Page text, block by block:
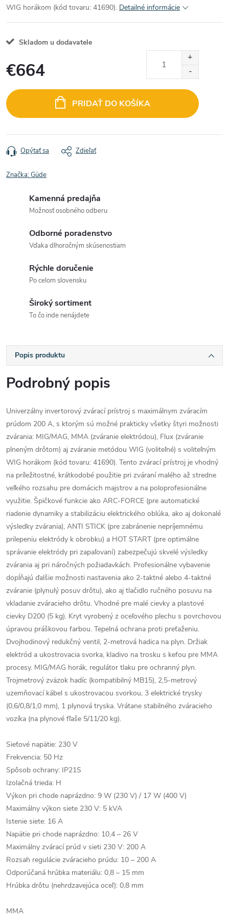
WIG horákom (kód tovaru: 41690). Detailné informácie
Skladom u dodavatele
€664
cena:
PRIDAŤ DO KOŠÍKA
Opýtať sa Zdieľať
Značka:Güde
Kamenná predajňa
Možnosť osobného odberu
Odborné poradenstvo
Vďaka dlhoročným skúsenostiam
Rýchle doručenie
Po celom slovensku
Široký sortiment
To čo inde nenájdete
Popis produktu
Podrobný popis
Univerzálny invertorový zvárací prístroj s maximálnym zváracím
prúdom 200 A, s ktorým sú možné prakticky všetky štyri možnosti
zvárania: MIG/MAG, MMA (zváranie elektródou), Flux (zváranie
plneným drôtom) aj zváranie metódou WIG (voliteľné) s voliteľným
WIG horákom (kód tovaru: 41690). Tento zvárací prístroj je vhodný
na príležitostné, krátkodobé použitie pri zváraní malého až stredne
veľkého rozsahu pre domácich majstrov a na poloprofesionálne
využitie. Špičkové funkcie ako ARC-FORCE (pre automatické
riadenie dynamiky a stabilizáciu elektrického oblúka, ako aj dokonalé
výsledky zvárania), ANTI STICK (pre zabránenie nepríjemnému
prilepeniu elektródy k obrobku) a HOT START (pre optimálne
správanie elektródy pri zapaľovaní) zabezpečujú skvelé výsledky
zvárania aj pri náročných požiadavkách. Profesionálne vybavenie
dopĺňajú ďalšie možnosti nastavenia ako 2-taktné alebo 4-taktné
zváranie (plynulý posuv drôtu), ako aj tlačidlo ručného posuvu na
vkladanie zváracieho drôtu. Vhodné pre malé cievky a plastové
cievky D200 (5 kg). Kryt vyrobený z oceľového plechu s povrchovou
úpravou práškovou farbou. Tepelná ochrana proti preťaženiu.
Dvojhodinový redukčný ventil, 2-metrová hadica na plyn. Držiak
elektród a ukostrovacia svorka, kladivo na trosku s kefou pre MMA
procesy. MIG/MAG horák, regulátor tlaku pre ochranný plyn.
Trojmetrový zväzok hadíc (kompatibilný MB15), 2,5-metrový
uzemňovací kábel s ukostrovacou svorkou, 3 elektrické trysky
(0,6/0,8/1,0 mm), 1 plynová tryska. Vrátane stabilného zváracieho
vozíka (na plynové fľaše 5/11/20 kg).
Sieťové napätie: 230 V
Frekvencia: 50 Hz
Spôsob ochrany: IP21S
Izolačná trieda: H
Výkon pri chode naprázdno: 9 W (230 V) / 17 W (400 V)
Maximálny výkon siete 230 V: 5 kVA
Istenie siete: 16 A
Napätie pri chode naprázdno: 10,4 – 26 V
Maximálny zvárací prúd v sieti 230 V: 200 A
Rozsah regulácie zváracieho prúdu: 10 – 200 A
Odporúčaná hrúbka materiálu: 0,8 – 15 mm
Hrúbka drôtu (nehrdzavejúca oceľ): 0,8 mm
MMA